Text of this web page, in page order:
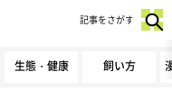
生態・健康 飼い方
記事をさがす